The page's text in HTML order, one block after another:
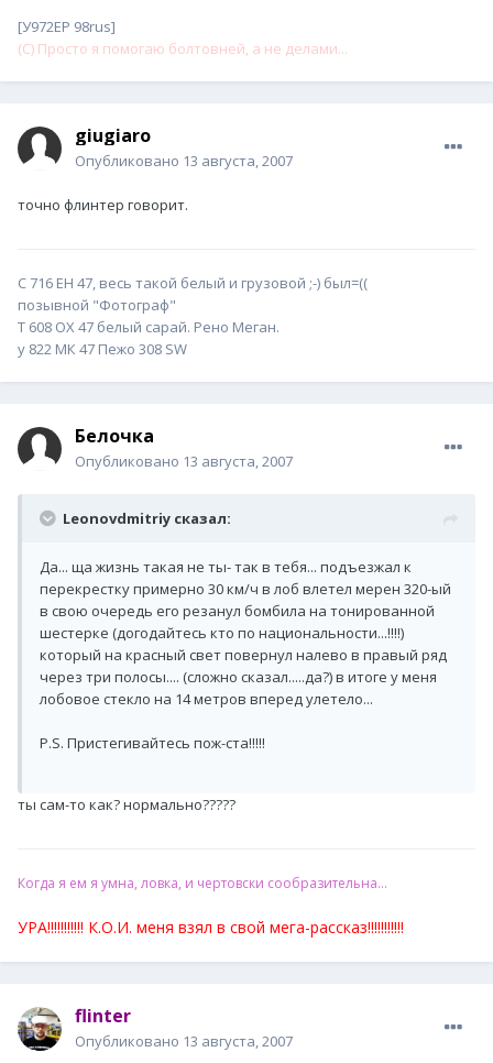
[У972ЕР 98rus]
(С) Просто я помогаю болтовней, а не делами...
giugiaro
Опубликовано 13 августа, 2007
точно флинтер говорит.
С 716 ЕН 47, весь такой белый и грузовой ;-) был=((
позывной "Фотограф"
Т 608 ОХ 47 белый сарай. Рено Меган.
у 822 МК 47 Пежо 308 SW
Белочка
Опубликовано 13 августа, 2007
Leonovdmitriy сказал:
Да... ща жизнь такая не ты- так в тебя... подъезжал к
перекрестку примерно 30 км/ч в лоб влетел мерен 320-ый
в свою очередь его резанул бомбила на тонированной
шестерке (догодайтесь кто по национальности...!!!!)
который на красный свет повернул налево в правый ряд
через три полосы.... (сложно сказал.....да?) в итоге у меня
лобовое стекло на 14 метров вперед улетело...
P.S. Пристегивайтесь пож-ста!!!!!
ты сам-то как? нормально?????
Когда я ем я умна, ловка, и чертовски сообразительна...
УРА!!!!!!!!!!! К.О.И. меня взял в свой мега-рассказ!!!!!!!!!!!
flinter
Опубликовано 13 августа, 2007